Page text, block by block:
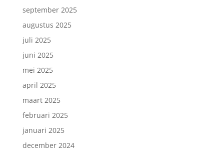
september 2025
augustus 2025
juli 2025
juni 2025
mei 2025
april 2025
maart 2025
februari 2025
januari 2025
december 2024